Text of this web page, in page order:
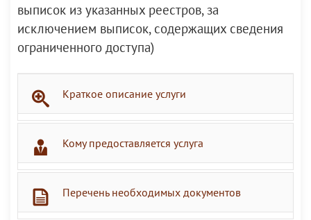
выписок из указанных реестров, за
исключением выписок, содержащих сведения
ограниченного доступа)
Краткое описание услуги
Кому предоставляется услуга
Перечень необходимых документов